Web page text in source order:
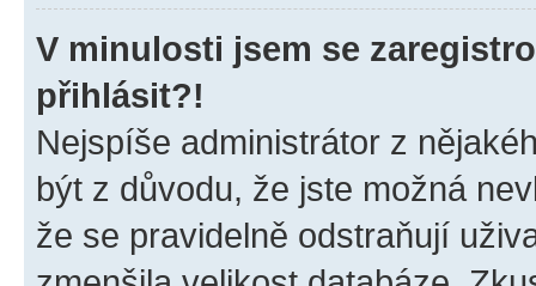
V minulosti jsem se
přihlásit?!
Nejspíše administrátor z
být z důvodu, že jste možná
že se pravidelně odstraňují